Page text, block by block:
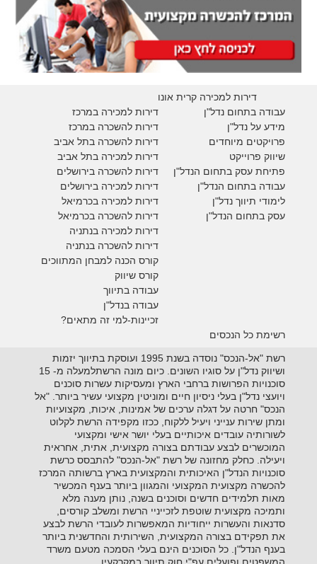
דירות למכירה קרית אונו
דירות למכירה במרכז
דירות להשכרה במרכז
דירות להשכרה בתל אביב
דירות למכירה בתל אביב
דירות להשכרה בירושלים
דירות למכירה בירושלים
דירות למכירה בכרמיאל
דירות להשכרה בכרמיאל
דירות למכירה בנתניה
דירות להשכרה בנתניה
קורס הכנה למבחן המתווכים
קורס שיווק
עבודה בתיווך
עבודה בנדל"ן
זכיינות-למי זה מתאים?
עבודה בתחום נדל"ן
מידע על נדל"ן
פרויקטים מיוחדים
שיווק פרוייקט
פתיחת עסק בתחום הנדל"ן
עבודה בתחום הנדל"ן
לימודי תיווך נדל"ן
עסק בתחום הנדל"ן
רשימת כל הנכסים
רשת "אל-הנכס" נוסדה בשנת 1995 ועוסקת בתיווך יזמות
ושיווק נדל"ן על סוגיו השונים. כיום מונה הרשתלמעלה מ- 15
סוכנויות הפרושות ברחבי הארץ ומעסיקות עשרות סוכנים
ויועצי נדל"ן בעלי ניסיון חיים ומוניטין מקצועי עשיר ביותר. "אל
הנכס" חרטה על דגלה ערכים של אמינות, איכות, מקצועיות
ומתן שירות ענייני ויעיל ללקוח, ככזו מקפידה הרשת לקלוט
לשורותיה עובדים איכותיים בעלי יושר אישי ומקצועי
המוכשרים לבצע עבודתם בצורה מקצועית, אתית, אחראית
ויעילה. כחלק מחזונה של רשת "אל-הנכס" להתבסס כרשת
סוכנויות הנדל"ן האיכותית והמקצועית בארץ ברשותה המרכז
להכשרה מקצועית המקצועי והמגוון ביותר בענף המכשיר
מאות תלמידים חדשים וסוכנים בשנה, נותן מענה מלא
ותמיכה מקצועית שוטפת לזכייניי הרשת ומשלב קורסים,
סדנאות והעשרות ייחודיות המאפשרות לעובדי הרשת לבצע
את תפקידם בצורה המקצועית, השירותית והחדשנית ביותר
בענף הנדל"ן. כל הסוכנים הינם בעלי הסמכה מטעם משרד